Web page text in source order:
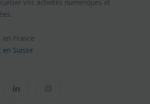
vos activités numériques et
France
Suisse